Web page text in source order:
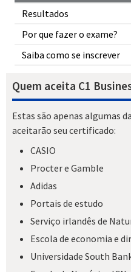
Resultados
Por que fazer o exame?
Saiba como se inscrever
Quem aceita C1
Estas são apenas algumas
aceitarão seu certificado:
CASIO
Procter e Gamble
Adidas
Portais de estudo
Serviço irlandês de
Escola de economia e
Universidade South